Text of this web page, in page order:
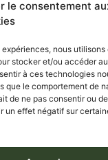
le consentement
nous
stocker et/ou accéder
à ces technologies
que le comportement de
de ne pas consentir ou
un effet négatif sur
&
AC Concept